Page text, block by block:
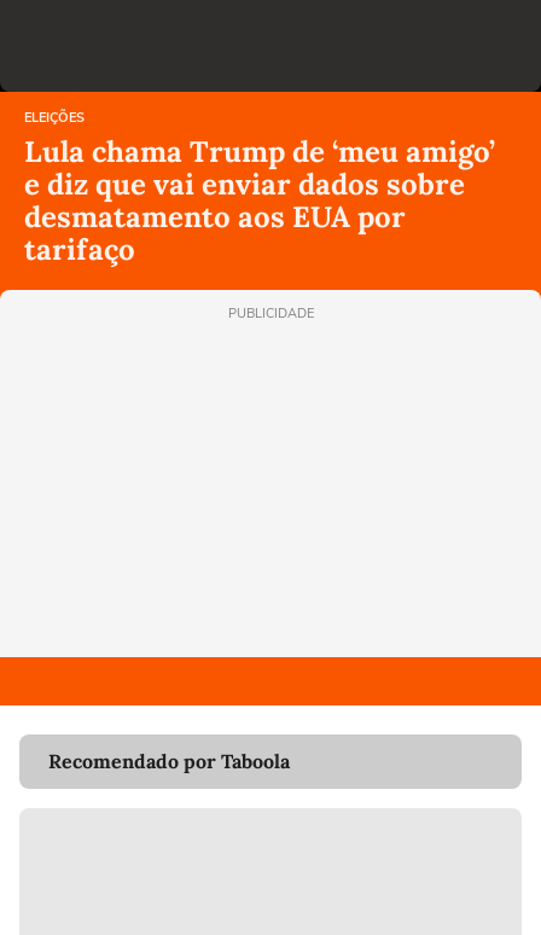
ELEIÇÕES
Lula chama Trump de ‘meu amigo’
e diz que vai enviar dados sobre
desmatamento aos EUA por
tarifaço
PUBLICIDADE
Recomendado por Taboola